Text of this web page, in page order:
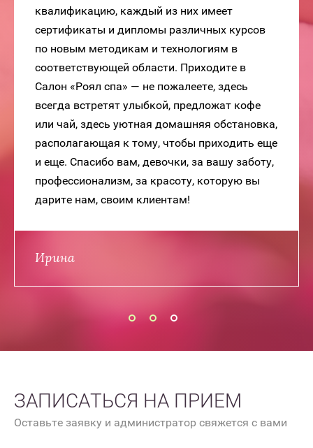
квалификацию, каждый из них имеет
сертификаты и дипломы различных курсов
по новым методикам и технологиям в
соответствующей области. Приходите в
Салон «Роял спа» — не пожалеете, здесь
всегда встретят улыбкой, предложат кофе
или чай, здесь уютная домашняя обстановка,
располагающая к тому, чтобы приходить еще
и еще. Спасибо вам, девочки, за вашу заботу,
профессионализм, за красоту, которую вы
дарите нам, своим клиентам!
Ирина
ЗАПИСАТЬСЯ НА ПРИЕМ
Оставьте заявку и администратор свяжется с вами